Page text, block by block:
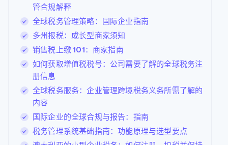
管合规解释
全球税务管理策略：国际企业指南
多州报税：成长型商家须知
销售税上缴 101：商家指南
如何获取增值税税号：公司需要了解的全球税务注
册信息
全球税务服务：企业管理跨境税务义务所需了解的
内容
国际企业的全球合规与报告：指南
税务管理系统基础指南：功能原理与选型要点